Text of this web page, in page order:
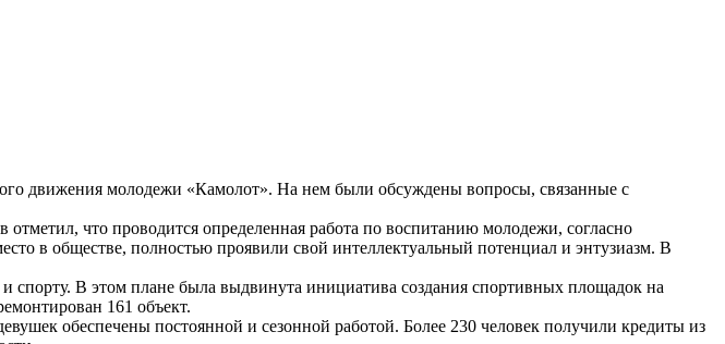
движения молодежи «Камолот». На нем были обсуждены вопросы, связанные с
что проводится определенная работа по воспитанию молодежи, согласно
в обществе, полностью проявили свой интеллектуальный потенциал и энтузиазм. В
В этом плане была выдвинута инициатива создания спортивных площадок на
161 объект.
обеспечены постоянной и сезонной работой. Более 230 человек получили кредиты из